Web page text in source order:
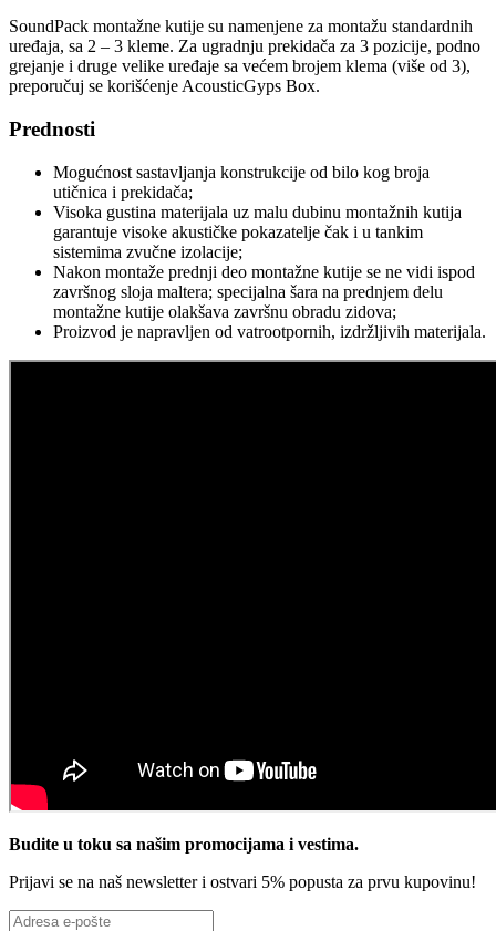
SoundPack montažne kutije su namenjene za montažu standardnih
uređaja, sa 2 – 3 kleme. Za ugradnju prekidača za 3 pozicije, podno
grejanje i druge velike uređaje sa većem brojem klema (više od 3),
preporučuj se korišćenje AcousticGyps Box.
Prednosti
Mogućnost sastavljanja konstrukcije od bilo kog broja
utičnica i prekidača;
Visoka gustina materijala uz malu dubinu montažnih kutija
garantuje visoke akustičke pokazatelje čak i u tankim
sistemima zvučne izolacije;
Nakon montaže prednji deo montažne kutije se ne vidi ispod
završnog sloja maltera; specijalna šara na prednjem delu
montažne kutije olakšava završnu obradu zidova;
Proizvod je napravljen od vatrootpornih, izdržljivih materijala.
Budite u toku sa našim promocijama i vestima.
Prijavi se na naš newsletter i ostvari 5% popusta za prvu kupovinu!